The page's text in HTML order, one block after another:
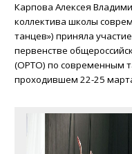
Карпова Алексея
коллектива школы
танцев») приняла
первенстве
(ОРТО) по современным
проходившем 22-25